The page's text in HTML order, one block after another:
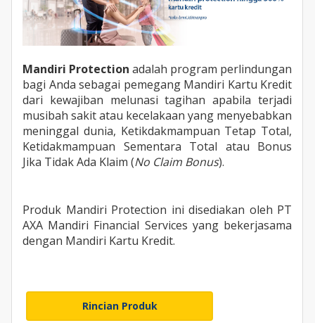
Mandiri Protection adalah program perlindungan
bagi Anda sebagai pemegang Mandiri Kartu Kredit
dari kewajiban melunasi tagihan apabila terjadi
musibah sakit atau kecelakaan yang menyebabkan
meninggal dunia, Ketikdakmampuan Tetap Total,
Ketidakmampuan Sementara Total atau Bonus
Jika Tidak Ada Klaim (No Claim Bonus).
Produk Mandiri Protection ini disediakan oleh PT
AXA Mandiri Financial Services yang bekerjasama
dengan Mandiri Kartu Kredit.
Rincian Produk